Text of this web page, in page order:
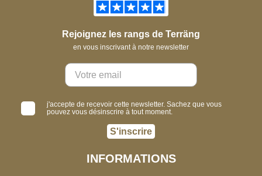
Rejoignez les rangs de Terräng
en vous inscrivant à notre newsletter
j'accepte de recevoir cette newsletter. Sachez que vous
pouvez vous désinscrire à tout moment.
S'inscrire
INFORMATIONS